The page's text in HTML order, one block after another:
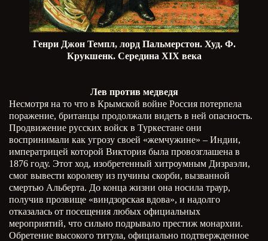
Генри Джон Темпл, лорд Пальмерстон. Худ. Ф.
Крукшенк. Середина XIX века
Лев против медведя
Несмотря на то что в Крымской войне Россия потерпела
поражение, британцы продолжали видеть в ней опасность.
Продвижение русских войск в Туркестане они
воспринимали как угрозу своей «жемчужине» – Индии,
императрицей которой Виктория была провозглашена в
1876 году. Этот ход, изобретенный хитроумным Дизраэли,
смог вывести королеву из пучины скорби, вызванной
смертью Альберта. До конца жизни она носила траур,
получив прозвище «виндзорская вдова», и надолго
отказалась от посещения любых официальных
мероприятий, что сильно подрывало престиж монархии.
Обретение высокого титула, официально подтвержденное